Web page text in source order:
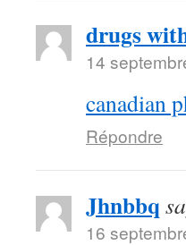
drugs
14
canadian
Répondre
Jhnbbq
16